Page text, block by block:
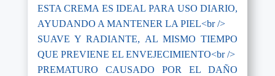
ESTA CREMA ES IDEAL PARA USO DIARIO,
AYUDANDO A MANTENER LA PIEL<br />
SUAVE Y RADIANTE, AL MISMO TIEMPO
QUE PREVIENE EL ENVEJECIMIENTO<br />
PREMATURO CAUSADO POR EL DAÑO